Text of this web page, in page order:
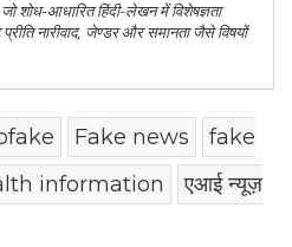
शोध-आधारित हिंदी-लेखन में विशेषज्ञता
नारीवाद, जेण्डर और समानता जैसे विषयों
Fake news
fake
information
एआई न्यूज़